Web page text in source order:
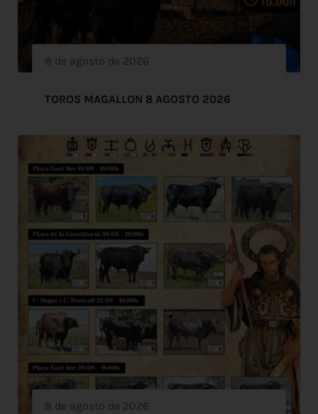
8 de agosto de 2026
TOROS MAGALLON 8 AGOSTO 2026
8 de agosto de 2026